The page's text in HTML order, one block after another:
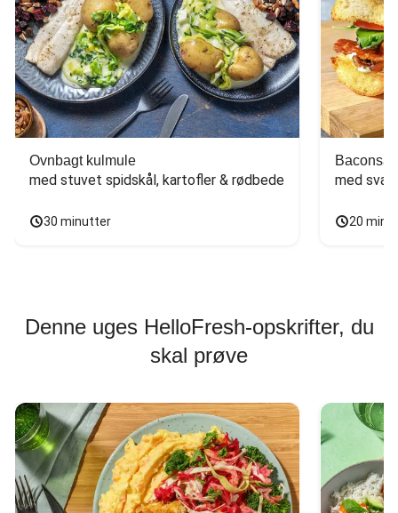
Ovnbagt kulmule
med stuvet spidskål, kartofler & rødbede
30 minutter
med
20
Denne uges HelloFresh-opskrifter, du
skal prøve